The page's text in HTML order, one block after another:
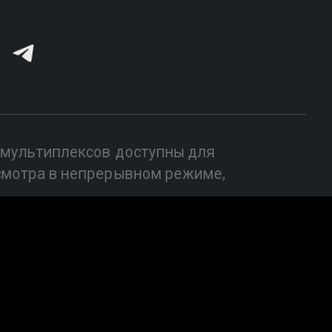
доступны для
в непрерывном режиме,